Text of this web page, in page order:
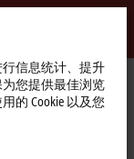
行信息统计、提升
您提供最佳浏览
的 Cookie 以及您